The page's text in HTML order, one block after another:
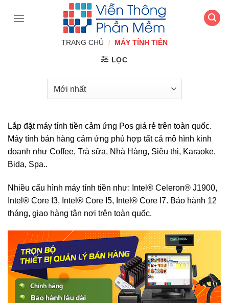
TRANG CHỦ / MÁY TÍNH TIỀN
LỌC
Lắp đặt máy tính tiền cảm ứng Pos giá rẻ trên toàn quốc.
Máy tính bán hàng cảm ứng phù hợp tất cả mô hình kinh
doanh như Coffee, Trà sữa, Nhà Hàng, Siêu thị, Karaoke,
Bida, Spa..
Nhiều cấu hình máy tính tiền như: Intel® Celeron® J1900,
Intel® Core I3, Intel® Core I5, Intel® Core I7. Bảo hành 12
tháng, giao hàng tận nơi trên toàn quốc.